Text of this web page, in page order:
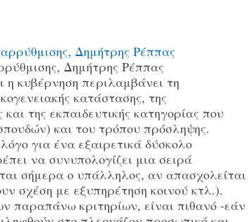
Δημήτρης Ρέππας
η κυβέρνηση περιλαμβάνει τη
κατάστασης, της
της εκπαιδευτικής κατηγορίας που
και του τρόπου πρόσληψης.
για ένα εξαιρετικά δύσκολο
να συνυπολογίζει μια σειρά
σήμερα ο υπάλληλος, αν απασχολείται
σχέση με εξυπηρέτηση κοινού κτλ.).
παραπάνω κριτηρίων, είναι πιθανό -εάν